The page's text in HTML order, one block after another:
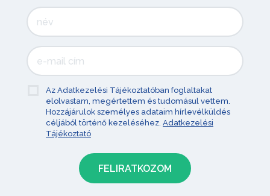
Az Adatkezelési Tájékoztatóban foglaltakat
elolvastam, megértettem és tudomásul vettem.
Hozzájárulok személyes adataim hírlevélküldés
céljából történő kezeléséhez. Adatkezelési
Tájékoztató